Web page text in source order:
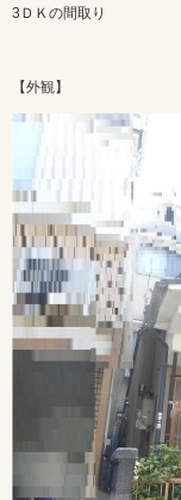
3ＤＫの間取り
【外観】